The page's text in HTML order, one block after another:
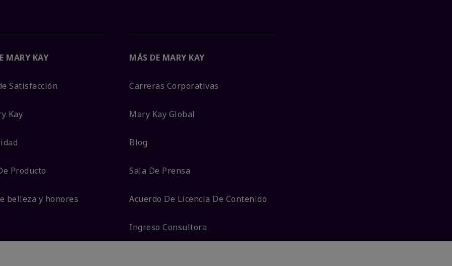
MARY KAY
Satisfacción
Kay
Producto
belleza y honores
MÁS DE MARY KAY
Carreras Corporativas
Mary Kay Global
Blog
Sala De Prensa
Acuerdo De Licencia De Contenido
Ingreso Consultora